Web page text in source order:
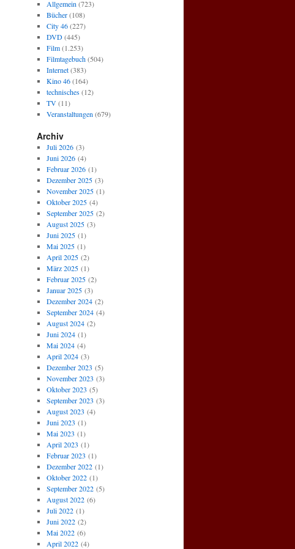
Allgemein (723)
Bücher(108)
City 46(227)
DVD(445)
Film(1.253)
Filmtagebuch(504)
Internet(383)
Kino 46(164)
technisches(12)
TV(11)
Veranstaltungen (679)
Archiv
Juli 2026(3)
Juni 2026(4)
Februar 2026(1)
Dezember 2025(3)
November 2025(1)
Oktober 2025(4)
September 2025(2)
August 2025(3)
Juni 2025(1)
Mai 2025(1)
April 2025(2)
März 2025(1)
Februar 2025(2)
Januar 2025(3)
Dezember 2024(2)
September 2024(4)
August 2024(2)
Juni 2024(1)
Mai 2024(4)
April 2024(3)
Dezember 2023 (5)
November 2023 (3)
Oktober 2023 (5)
September 2023 (3)
August 2023 (4)
Juni 2023 (1)
Mai 2023 (1)
April 2023 (1)
Februar 2023 (1)
Dezember 2022(1)
Oktober 2022(1)
September 2022(5)
August 2022(6)
Juli 2022(1)
Juni 2022(2)
Mai 2022(6)
April 2022(4)